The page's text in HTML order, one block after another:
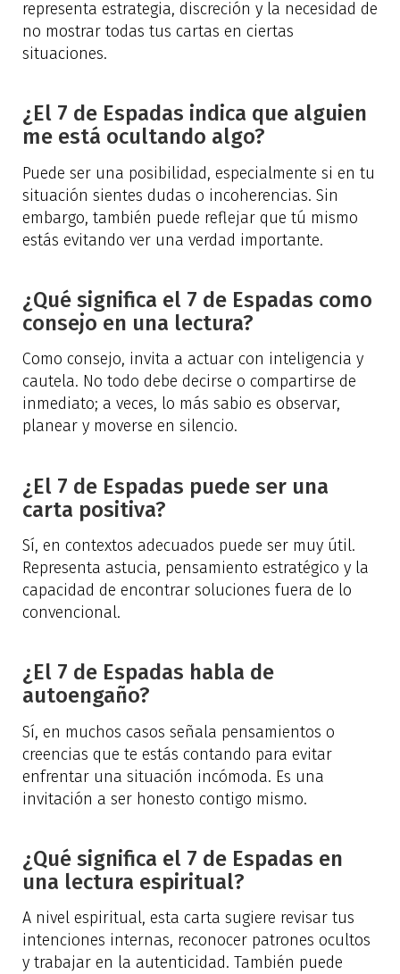
representa estrategia, discreción y la necesidad de
no mostrar todas tus cartas en ciertas
situaciones.
¿El 7 de Espadas indica que alguien
me está ocultando algo?
Puede ser una posibilidad, especialmente si en tu
situación sientes dudas o incoherencias. Sin
embargo, también puede reflejar que tú mismo
estás evitando ver una verdad importante.
¿Qué significa el 7 de Espadas como
consejo en una lectura?
Como consejo, invita a actuar con inteligencia y
cautela. No todo debe decirse o compartirse de
inmediato; a veces, lo más sabio es observar,
planear y moverse en silencio.
¿El 7 de Espadas puede ser una
carta positiva?
Sí, en contextos adecuados puede ser muy útil.
Representa astucia, pensamiento estratégico y la
capacidad de encontrar soluciones fuera de lo
convencional.
¿El 7 de Espadas habla de
autoengaño?
Sí, en muchos casos señala pensamientos o
creencias que te estás contando para evitar
enfrentar una situación incómoda. Es una
invitación a ser honesto contigo mismo.
¿Qué significa el 7 de Espadas en
una lectura espiritual?
A nivel espiritual, esta carta sugiere revisar tus
intenciones internas, reconocer patrones ocultos
y trabajar en la autenticidad. También puede